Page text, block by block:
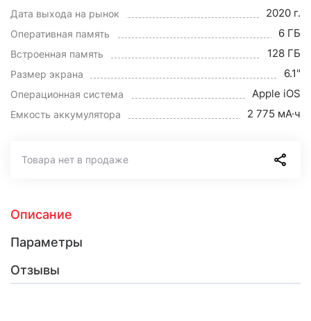
Дата выхода на рынок 2020 г.
Оперативная память 6 ГБ
Встроенная память 128 ГБ
Размер экрана 6.1"
Операционная система Apple iOS
Емкость аккумулятора 2 775 мА·ч
Товара нет в продаже
Описание
Параметры
Отзывы